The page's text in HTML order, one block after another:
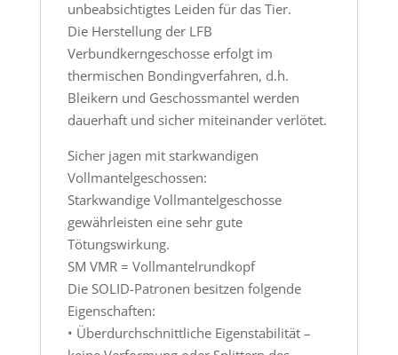
unbeabsichtigtes Leiden für das Tier.
Die Herstellung der LFB
Verbundkerngeschosse erfolgt im
thermischen Bondingverfahren, d.h.
Bleikern und Geschossmantel werden
dauerhaft und sicher miteinander verlötet.
Sicher jagen mit starkwandigen
Vollmantelgeschossen:
Starkwandige Vollmantelgeschosse
gewährleisten eine sehr gute
Tötungswirkung.
SM VMR = Vollmantelrundkopf
Die SOLID-Patronen besitzen folgende
Eigenschaften:
• Überdurchschnittliche Eigenstabilität –